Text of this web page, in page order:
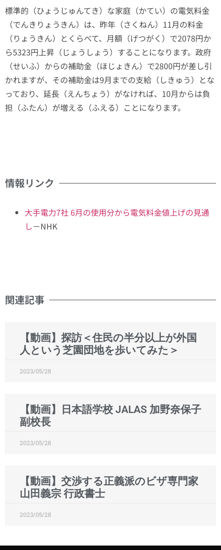
標準的（ひょうじゅんてき）な家庭（かてい）の電気料金
（でんきりょうきん）は、昨年（さくねん）11月の料金
（りょうきん）とくらべて、月額（げつがく）で2078円か
ら5323円上昇（じょうしょう）することになります。政府
（せいふ）からの補助金（ほじょきん）で2800円が差し引
かれますが、その補助金は9月までの支給（しきゅう）とな
っており、延長（えんちょう）がなければ、10月からは負
担（ふたん）が増える（ふえる）ことになります。
情報リンク
大手電力7社 6月の使用分から電気料金値上げの見通
し－NHK
関連記事
【動画】探訪＜住民の半分以上が外国
人という芝園団地を歩いてみた＞
2023/05/28
【動画】日本語学校 JALAS 加野奈保子
副校長
2023/05/28
【動画】交渉する正義派のビザ専門家
山田義宗 行政書士
2023/05/28